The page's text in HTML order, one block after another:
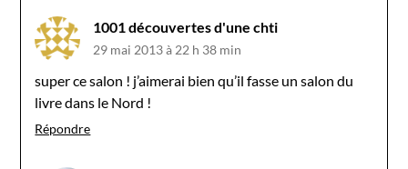
1001 découvertes d'une chti
29 mai 2013 à 22 h 38 min
super ce salon ! j’aimerai bien qu’il fasse un salon du
livre dans le Nord !
Répondre